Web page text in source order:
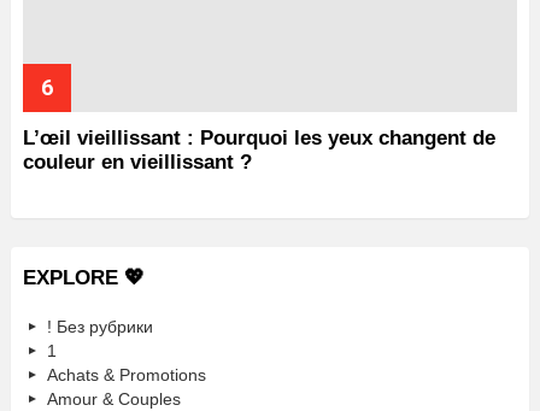
L’œil vieillissant : Pourquoi les yeux changent de
couleur en vieillissant ?
EXPLORE 💖
! Без рубрики
1
Achats & Promotions
Amour & Couples